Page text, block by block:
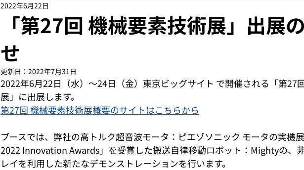
「第27回 機械要素技術展」出展
せ
2022年6月22日
更新日： 2022年7月31日
2022年6月22日（水）～24日（金）東京ビッグサイト で開催される「第27
展」に出展します。
第27回 機械要素技術展概要のサイトはこちらから
ブースでは、弊社の高トルク超音波モータ：ピエゾソニック モータの実機
2022 Innovation Awards」を受賞した搬送自律移動ロボット：Mightyの、
レイを利用した新たなデモンストレーションを行います。